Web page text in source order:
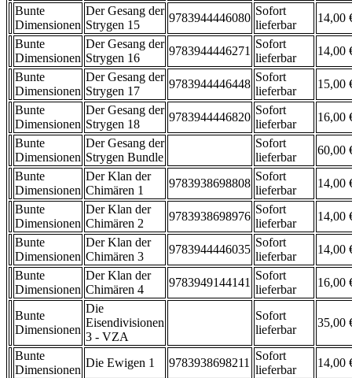
Bunte
Dimensionen
Der Gesang der
Strygen 15
9783944446080
Sofort
lieferbar
14,00
Bunte
Dimensionen
Der Gesang der
Strygen 16
9783944446271
Sofort
lieferbar
14,00
Bunte
Dimensionen
Der Gesang der
Strygen 17
9783944446448
Sofort
lieferbar
15,00
Bunte
Dimensionen
Der Gesang der
Strygen 18
9783944446820
Sofort
lieferbar
16,00
Bunte
Dimensionen
Der Gesang der
Strygen Bundle
Sofort
lieferbar
60,00
Bunte
Dimensionen
Der Klan der
Chimären 1
9783938698808
Sofort
lieferbar
14,00
Bunte
Dimensionen
Der Klan der
Chimären 2
9783938698976
Sofort
lieferbar
14,00
Bunte
Dimensionen
Der Klan der
Chimären 3
9783944446035
Sofort
lieferbar
14,00
Bunte
Dimensionen
Der Klan der
Chimären 4
9783949144141
Sofort
lieferbar
16,00
Bunte
Dimensionen
Die
Eisendivisionen
3 - VZA
Sofort
lieferbar
35,00
Bunte
Dimensionen
Die Ewigen 1 9783938698211
Sofort
lieferbar
14,00